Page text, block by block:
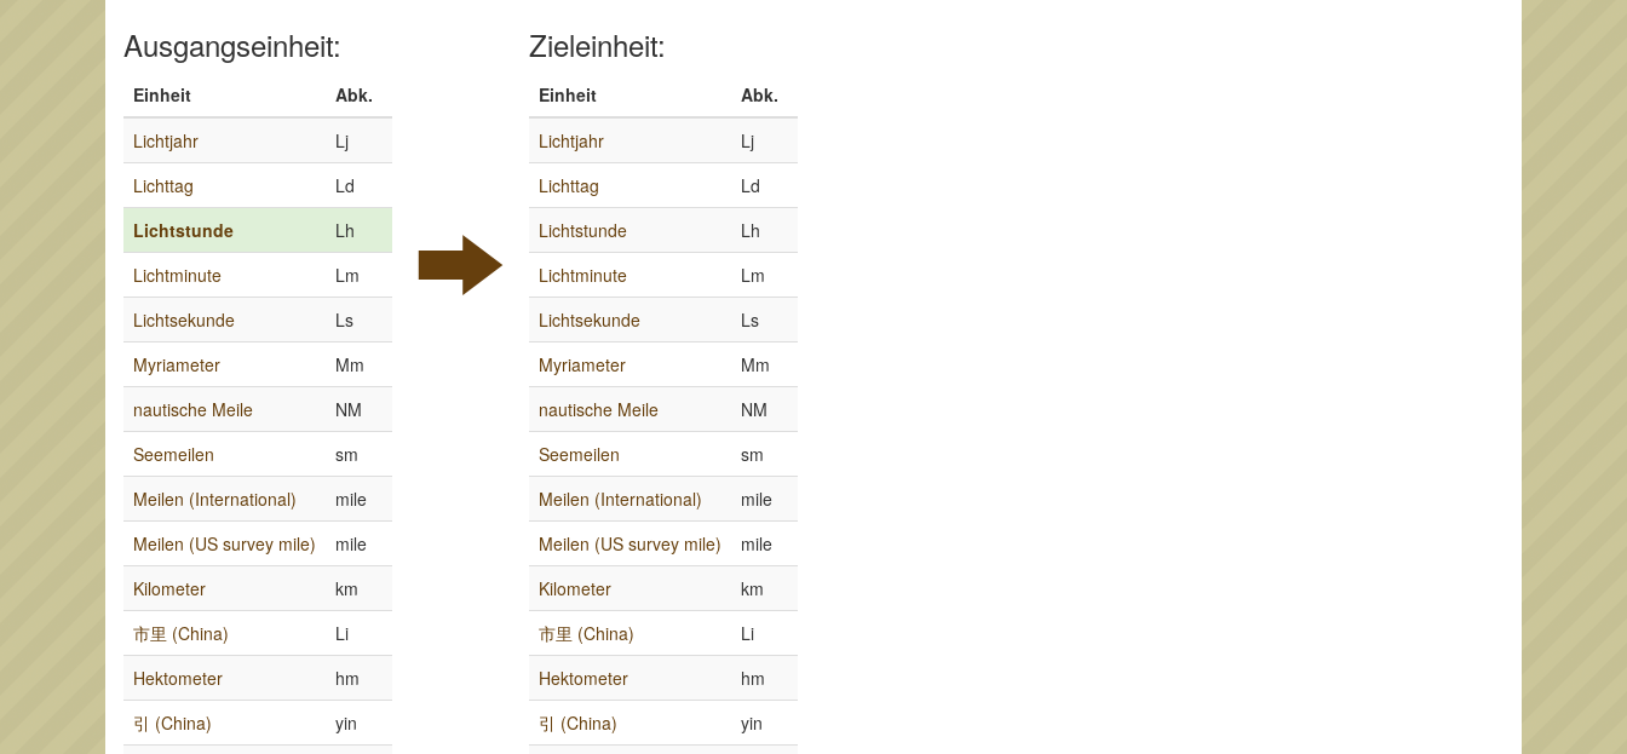
Ausgangseinheit:
Einheit
Abk.
Lichtjahr
Lj
Lichttag
Ld
Lichtstunde
Lh
Lichtminute
Lm
Lichtsekunde
Ls
Myriameter
Mm
nautische Meile
NM
Seemeilen
sm
Meilen (International)
mile
Meilen (US survey mile)
mile
Kilometer
km
市里 (China)
Li
Hektometer
hm
引 (China)
yin
Zieleinheit:
Einheit
Abk.
Lichtjahr
Lj
Lichttag
Ld
Lichtstunde
Lh
Lichtminute
Lm
Lichtsekunde
Ls
Myriameter
Mm
nautische Meile
NM
Seemeilen
sm
Meilen (International)
mile
Meilen (US survey mile)
mile
Kilometer
km
市里 (China)
Li
Hektometer
hm
引 (China)
yin